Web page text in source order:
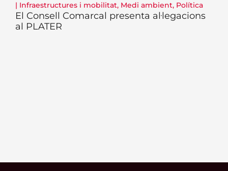
| Infraestructures i mobilitat, Medi ambient, Política
El Consell Comarcal presenta al·legacions
al PLATER